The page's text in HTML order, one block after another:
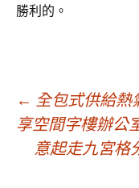
勝利的。
文
章
← 全包式供給熱
享空間字樓辦公
意起走九宮格